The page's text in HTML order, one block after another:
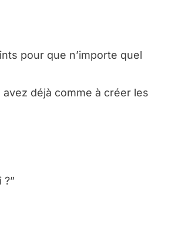
pour que n’importe quel
déjà comme à créer les